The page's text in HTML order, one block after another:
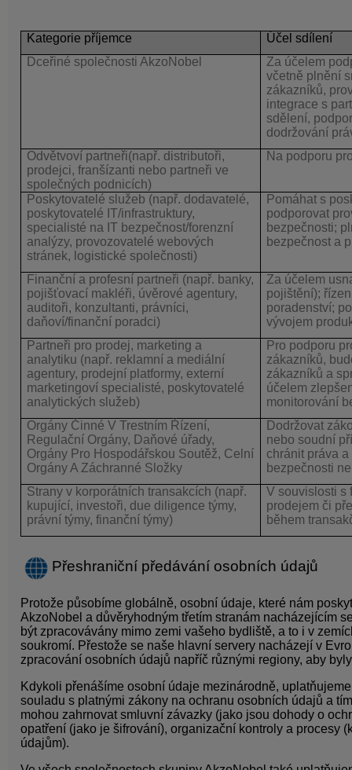
Kategorie příjemce
Účel sdílení
Dceřiné společnosti AkzoNobel
Za účelem
včetně plnění
zákazníků,
integrace s
sdělení,
dodržování
Odvětvoví partneři(např. distributoři,
prodejci, franšízanti nebo partneři ve
společných podnicích)
Na podporu
Poskytovatelé služeb (např. dodavatelé,
poskytovatelé IT/infrastruktury,
specialisté na IT bezpečnost/forenzní
analýzy, provozovatelé webových
stránek, logistické společnosti)
Pomáhat s
podporovat
bezpečnosti;
bezpečnost a
Finanční a profesní partneři (např. banky,
pojišťovací makléři, úvěrové agentury,
auditoři, konzultanti, právníci,
daňoví/finanční poradci)
Za účelem
pojištění);
poradenství;
vývojem
Partneři pro prodej, marketing a
analytiku (např. reklamní a mediální
agentury, prodejní platformy, externí
marketingoví specialisté, poskytovatelé
analytických služeb)
Pro podporu
zákazníků,
zákazníků a
účelem
monitorování
Orgány Činné V Trestním Řízení,
Regulační Orgány, Daňové úřady,
Orgány Pro Hospodářskou Soutěž, Celní
Orgány A Záchranné Složky
Dodržovat
nebo soudní
chránit práva
bezpečnosti
Strany v korporátních transakcích (např.
kupující, investoři, due diligence týmy,
právní týmy, finanční týmy)
V souvislosti s
prodejem či
během
Přeshraniční předávání osobních údajů
Protože působíme globálně, osobní údaje, které nám
AkzoNobel a důvěryhodným třetím stranám nacházejícím
být zpracovávány mimo zemi vašeho bydliště, a to i v
soukromí. Přestože se naše hlavní servery nacházejí v
zpracování osobních údajů napříč různými regiony, aby
Kdykoli přenášíme osobní údaje mezinárodně,
souladu s platnými zákony na ochranu osobních údajů a
mohou zahrnovat smluvní závazky (jako jsou dohody o
opatření (jako je šifrování), organizační kontroly a procesy
údajům).